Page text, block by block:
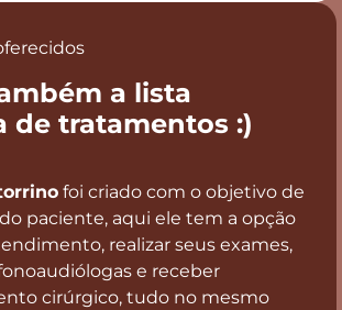
a lista
de tratamentos :)
foi criado com o objetivo de
paciente, aqui ele tem a opção
realizar seus exames,
e receber
cirúrgico, tudo no mesmo